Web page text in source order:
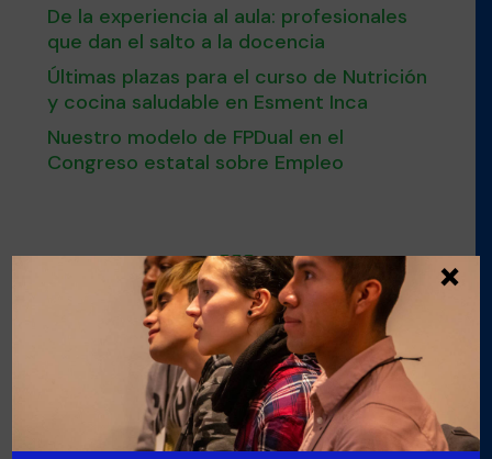
De la experiencia al aula: profesionales
que dan el salto a la docencia
Últimas plazas para el curso de Nutrición
y cocina saludable en Esment Inca
Nuestro modelo de FPDual en el
Congreso estatal sobre Empleo

Marcel Jansen habla de "aprender
haciendo" en el blog "Nada es gratis"
Lindner Golf & Wellness Resort
Portals Nous selecciona a jóvenes
para Formación Dual→
×